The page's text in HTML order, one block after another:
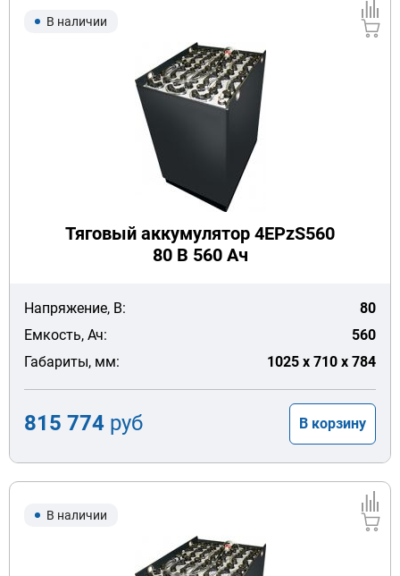
В наличии
Тяговый аккумулятор 4EPzS560
80 В 560 Ач
Напряжение, В:
80
Емкость, Ач:
560
Габариты, мм:
1025 x 710 x 784
815 774 руб В корзину
В наличии